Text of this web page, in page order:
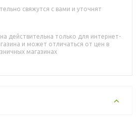
свяжутся с вами и уточнят
действительна только для интернет-
и может отличаться от цен в
магазинах